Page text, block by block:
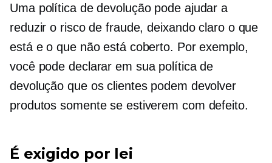
Uma política de devolução pode ajudar a
reduzir o risco de fraude, deixando claro o que
está e o que não está coberto. Por exemplo,
você pode declarar em sua política de
devolução que os clientes podem devolver
produtos somente se estiverem com defeito.
É exigido por lei